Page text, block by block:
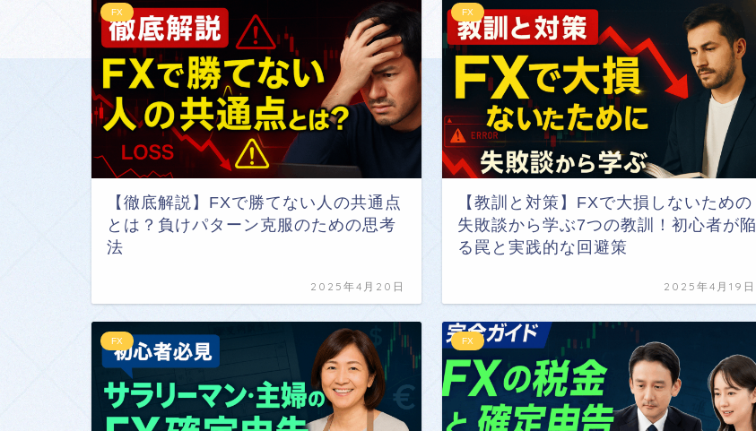
FX
【徹底解説】FXで勝てない人の共通点
とは？負けパターン克服のための思考
法
2025年4月20日
FX
【教訓と対策】FXで大損しないための
失敗談から学ぶ7つの教訓！初心者が陥
る罠と実践的な回避策
2025年4月19日
FX FX